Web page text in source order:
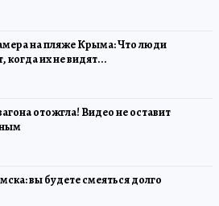
на пляже Крыма: Что люди
когда их не видят...
отожгла! Видео не оставит
вы будете смеяться долго